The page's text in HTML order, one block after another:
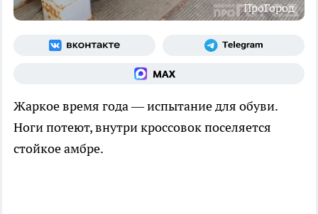
ПроГород
Жаркое время года — испытание для обуви.
Ноги потеют, внутри кроссовок поселяется
стойкое амбре.